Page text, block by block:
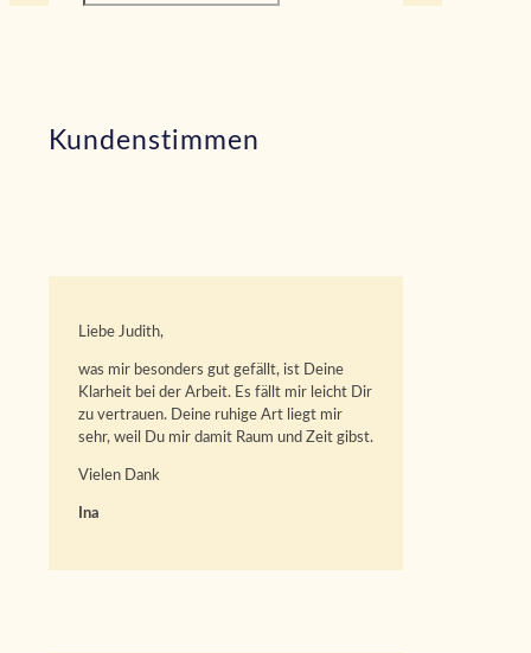
Kundenstimmen
Liebe Judith,
was mir besonders gut gefällt, ist Deine
Klarheit bei der Arbeit. Es fällt mir leicht Dir
zu vertrauen. Deine ruhige Art liegt mir
sehr, weil Du mir damit Raum und Zeit gibst.
Vielen Dank
Ina